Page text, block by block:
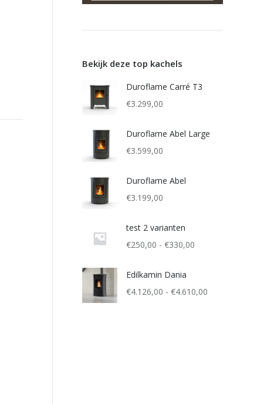
Bekijk deze top kachels
Duroflame Carré T3
€3.299,00
Duroflame Abel Large
€3.599,00
Duroflame Abel
€3.199,00
test 2 varianten
€250,00 - €330,00
€330,00
Edilkamin Dania
€4.126,00 - €4.610,00